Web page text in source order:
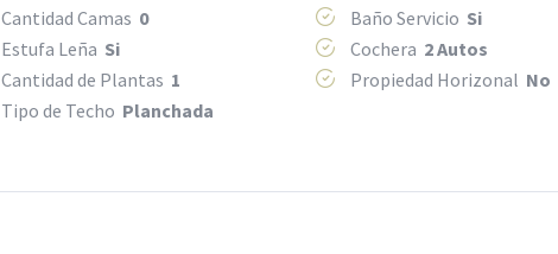
Cantidad Camas 0 Baño Servicio Si
Estufa Leña Si Cochera 2 Autos
Cantidad de Plantas 1 Propiedad Horizonal No
Tipo de Techo Planchada